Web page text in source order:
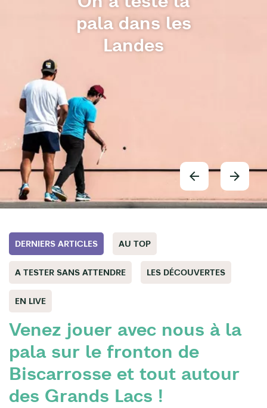
pala dans les
Landes
DERNIERS ARTICLES AU TOP
A TESTER SANS ATTENDRE LES DÉCOUVERTES
EN LIVE
Venez jouer avec nous à la
pala sur le fronton de
Biscarrosse et tout autour
des Grands Lacs !